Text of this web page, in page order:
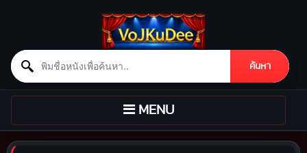
Search for:
ค้นหา
Skip to content
TOGGLE
NAVIGATION
MENU